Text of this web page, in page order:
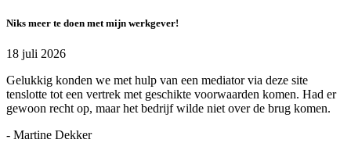
Niks meer te doen met mijn werkgever!
18 juli 2026
Gelukkig konden we met hulp van een mediator via deze site
tenslotte tot een vertrek met geschikte voorwaarden komen. Had er
gewoon recht op, maar het bedrijf wilde niet over de brug komen.
- Martine Dekker